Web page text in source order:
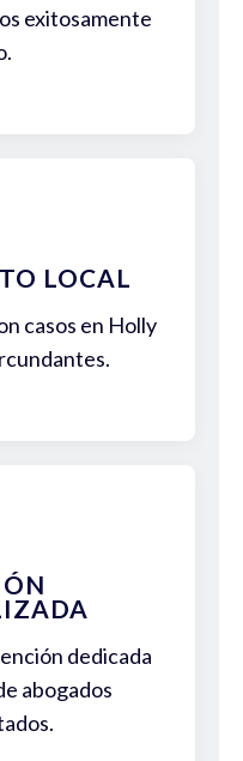
exitosamente
LOCAL
casos en Holly
dedicada
abogados